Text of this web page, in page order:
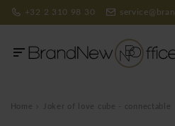
+32 2 310 98 30
Home Joker of love cube - connectable